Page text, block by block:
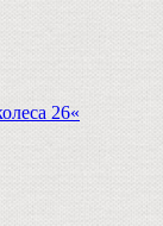
26«